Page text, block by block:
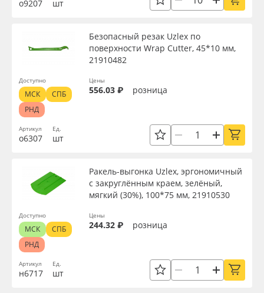
о9207 шт
Артикул
о6307
Безопасный резак Uzlex по
поверхности Wrap Cutter, 45*10 мм,
21910482
Ед.
шт
Цены
556.03 ₽ розница
Доступно
МСК
СПБ
РНД
Артикул
н6717
Ракель-выгонка Uzlex, эргономичный
с закруглённым краем, зелёный,
мягкий (30%), 100*75 мм, 21910530
Ед.
шт
Цены
244.32 ₽ розница
Доступно
МСК
СПБ
РНД